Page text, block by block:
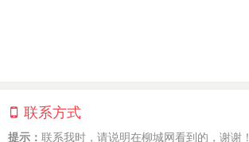
联系方式
提示： 联系我时，请说明在柳城网看到的，谢谢！